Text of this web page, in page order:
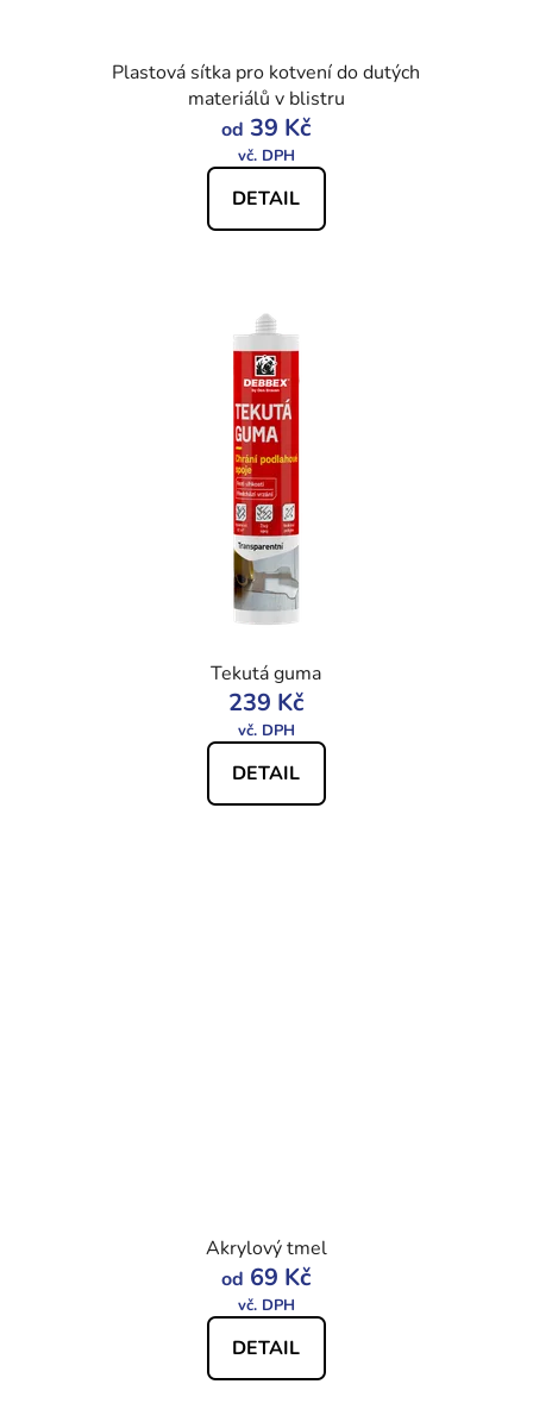
Plastová sítka pro kotvení do dutých
materiálů v blistru
od 39 Kč
DETAIL
Tekutá guma
239 Kč
DETAIL
Akrylový tmel
od 69 Kč
DETAIL